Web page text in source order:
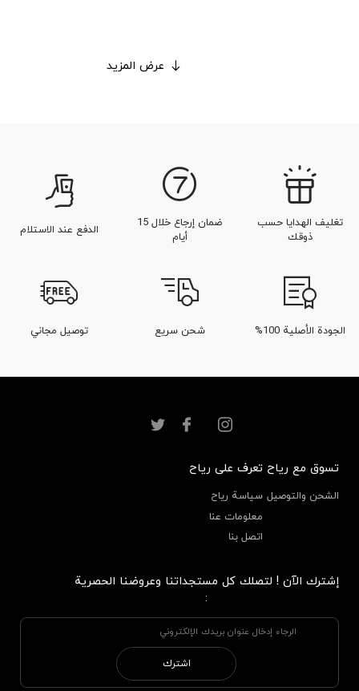
عرض المزيد
تغليف الهدايا حسب
ذوقك
ضمان إرجاع خلال 15
أيام
الدفع عند الاستلام
الجودة الأصلية 100% شحن سريع توصيل مجاني
تسوق مع رياح
الشحن والتوصيل
تعرف على رياح
سياسة رياح
معلومات عنا
اتصل بنا
إشترك الآن ! لتصلك كل مستجداتنا وعروضنا الحصرية
:
اشترك